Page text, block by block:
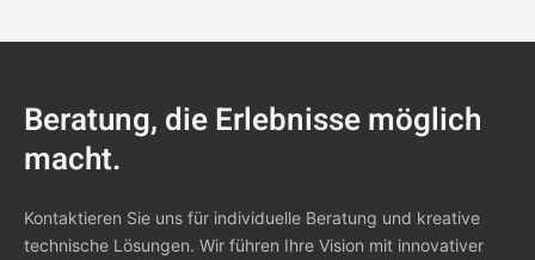
Beratung, die Erlebnisse möglich
macht.
Kontaktieren Sie uns für individuelle Beratung und kreative
technische Lösungen. Wir führen Ihre Vision mit innovativer